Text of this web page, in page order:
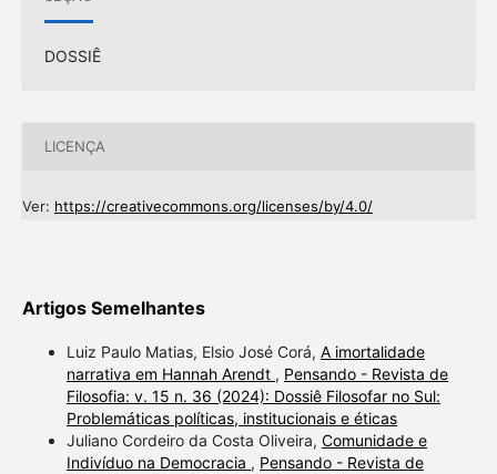
DOSSIÊ
LICENÇA
Ver: https://creativecommons.org/licenses/by/4.0/
Artigos Semelhantes
Luiz Paulo Matias, Elsio José Corá, A imortalidade
narrativa em Hannah Arendt , Pensando - Revista de
Filosofia: v. 15 n. 36 (2024): Dossiê Filosofar no Sul:
Problemáticas políticas, institucionais e éticas
Juliano Cordeiro da Costa Oliveira, Comunidade e
Indivíduo na Democracia , Pensando - Revista de